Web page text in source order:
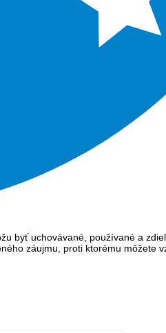
byť uchovávané, používané a
záujmu, proti ktorému môžete